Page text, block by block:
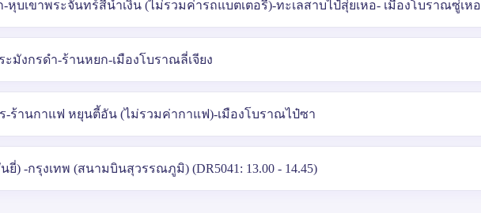
บเขาพระจันทร์สีน้ำเงิน (ไม่รวมค่ารถแบตเตอรี่)-ทะเลสาบไป๋สุ่ยเหอ- เมืองโบราณซู่เหอ
มังกรดำ-ร้านหยก-เมืองโบราณลี่เจียง
-ร้านกาแฟ หยุนตี้อัน (ไม่รวมค่ากาแฟ)-เมืองโบราณไป๋ซา
) -กรุงเทพ (สนามบินสุวรรณภูมิ) (DR5041: 13.00 - 14.45)